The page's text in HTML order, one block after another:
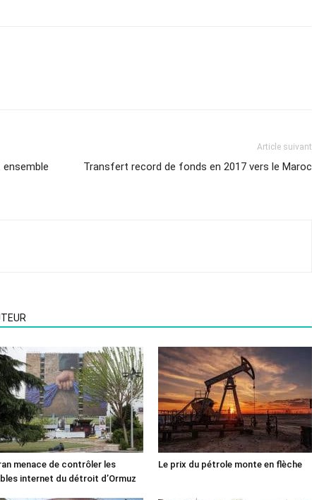
Article suivant
Transfert record de fonds en 2017 vers le Maroc
menace de contrôler les
internet du détroit d’Ormuz
Le prix du pétrole monte en flèche